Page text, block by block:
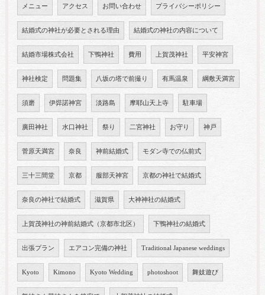
メニュー アクセス お問い合わせ プライバシーポリシー
結婚式の神社が必要とされる理由 結婚式の神社の内容について
結婚市場株式会社 下鴨神社 費用 上賀茂神社 平安神宮
神社検定 問題集 八坂の塔で前撮り 有馬温泉 綱敷天満宮
須磨 伊弉諾神宮 淡路島 摩耶山天上寺 駐車場
廣田神社 水口神社 祭り 二宮神社 お守り 神戸
菅原天満宮 奈良 神前結婚式 モダン寺での仏前式
三十三間堂 京都 服部天神宮 京都の神社で結婚式
奈良の神社で結婚式 滋賀県 大神神社の結婚式
上賀茂神社の神前結婚式（京都市北区） 下鴨神社の結婚式
出張プラン エアコン完備の神社 Traditional Japanese weddings
Kyoto Kimono Kyoto Wedding photoshoot 舞妓遊び